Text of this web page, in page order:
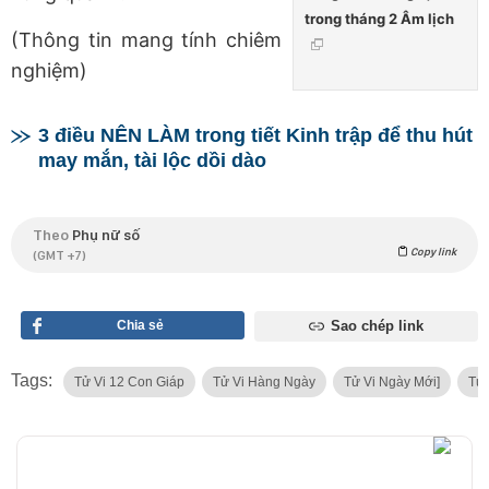
trong tháng 2 Âm lịch
(Thông tin mang tính chiêm
nghiệm)
3 điều NÊN LÀM trong tiết Kinh trập để thu hút
may mắn, tài lộc dồi dào
Theo Phụ nữ số
(GMT +7) Copy link
Chia sẻ Sao chép link
Tags: Tử Vi 12 Con Giáp Tử Vi Hàng Ngày Tử Vi Ngày Mới] Tử